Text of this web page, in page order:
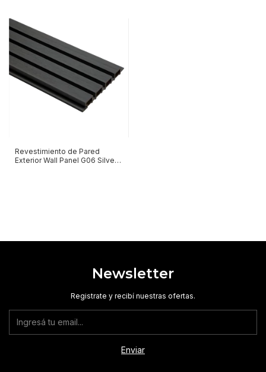
Revestimiento de Pared
Exterior Wall Panel G06 Silver
Newsletter
Registrate y recibí nuestras ofertas.